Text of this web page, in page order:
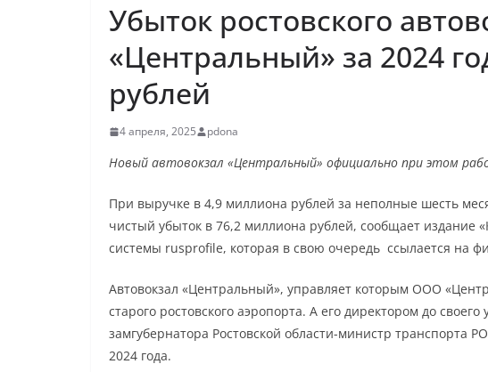
Убыток ростовского
«Центральный» за 2024
рублей
4 апреля, 2025 pdona
Новый автовокзал «Центральный» официально при этом
При выручке в 4,9 миллиона рублей за неполные шесть
чистый убыток в 76,2 миллиона рублей, сообщает
системы rusprofile, которая в свою очередь ссылается на
Автовокзал «Центральный», управляет которым ООО
старого ростовского аэропорта. А его директором до
замгубернатора Ростовской области-министр транспорта
2024 года.